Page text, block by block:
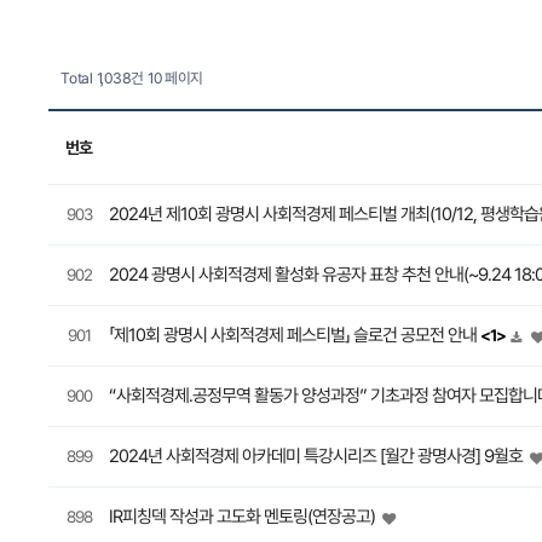
Total 1,038건 10 페이지
번호
903 2024년 제10회 광명시 사회적경제 페스티벌 개최(10/12, 평생학습
902 2024 광명시 사회적경제 활성화 유공자 표창 추천 안내(~9.24
901 「제10회 광명시 사회적경제 페스티벌」 슬로건 공모전 안내 <1>
900 “사회적경제․공정무역 활동가 양성과정” 기초과정 참여자 모집합니
899 2024년 사회적경제 아카데미 특강시리즈 [월간 광명사경] 9월호
898 IR피칭덱 작성과 고도화 멘토링(연장공고)